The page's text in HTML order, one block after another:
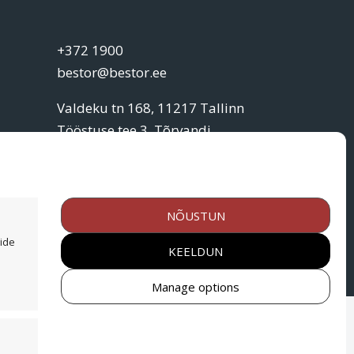
NÕUSTUN
KEELDUN
Manage options
+372 1900
bestor@bestor.ee
Valdeku tn 168, 11217 Tallinn
Tööstuse tee 3, Tõrvandi,